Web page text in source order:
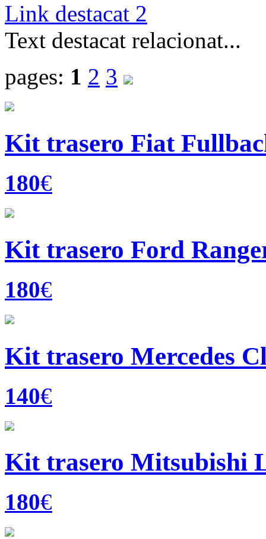
Link destacat 2
Text destacat relacionat...
pages: 1 2 3
Kit trasero Fiat
180€
Kit trasero Ford
180€
Kit trasero Mercedes
140€
Kit trasero Mitsubishi
180€